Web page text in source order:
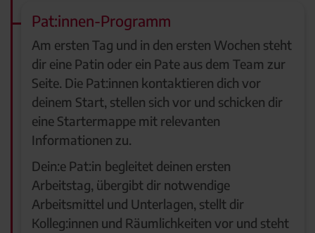
Pat:innen-Programm
Am ersten Tag und in den ersten Wochen steht
dir eine Patin oder ein Pate aus dem Team zur
Seite. Die Pat:innen kontaktieren dich vor
deinem Start, stellen sich vor und schicken dir
eine Startermappe mit relevanten
Informationen zu.
Dein:e Pat:in begleitet deinen ersten
Arbeitstag, übergibt dir notwendige
Arbeitsmittel und Unterlagen, stellt dir
Kolleg:innen und Räumlichkeiten vor und steht